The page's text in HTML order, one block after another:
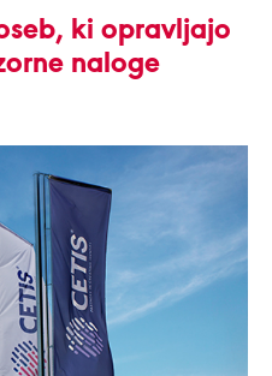
ki opravljajo
naloge